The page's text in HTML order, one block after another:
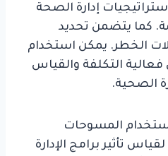
إدارة الصحة
كما يتضمن تحديد
الخطر. يمكن استخدام
التكلفة والقياس
الصحية.
استخدام المسوحات
تأثير برامج الإدارة